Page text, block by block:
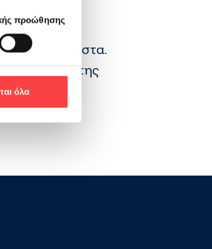
προώθησης
όλα
στις
Χατζηκώστα.
αίματος της